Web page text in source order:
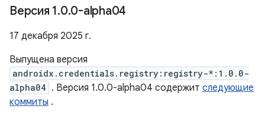
Версия 1.0.0-alpha04
17 декабря 2025 г.
Выпущена версия
androidx.credentials.registry:registry-*:1.0.0-
alpha04 . Версия 1.0.0-alpha04 содержит следующие
коммиты .